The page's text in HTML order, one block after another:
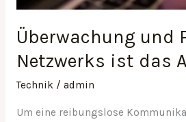
Überwachung und
Netzwerks ist das
Technik / admin
Um eine reibungslose